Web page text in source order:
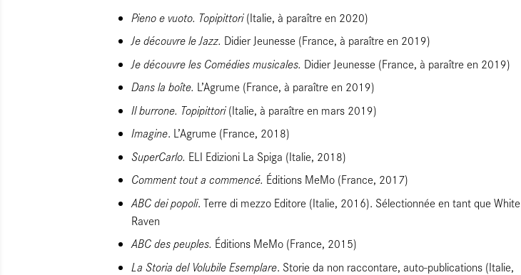
Pieno e vuoto. Topipittori(Italie, à paraître en 2020)
Je découvre le Jazz. Didier Jeunesse (France, à paraître en 2019)
Je découvre les Comédies musicales. Didier Jeunesse (France, à paraître en 2019)
Dans la boîte. L’Agrume (France, à paraître en 2019)
Il burrone. Topipittori(Italie, à paraître en mars 2019)
Imagine. L’Agrume (France, 2018)
SuperCarlo. ELI Edizioni La Spiga (Italie, 2018)
Comment tout a commencé. Éditions MeMo (France, 2017)
ABC dei popoli. Terre di mezzo Editore (Italie, 2016). Sélectionnée en tant que White
Raven
ABC des peuples. Éditions MeMo (France, 2015)
La Storia del Volubile Esemplare. Storie da non raccontare, auto-publications (Italie,